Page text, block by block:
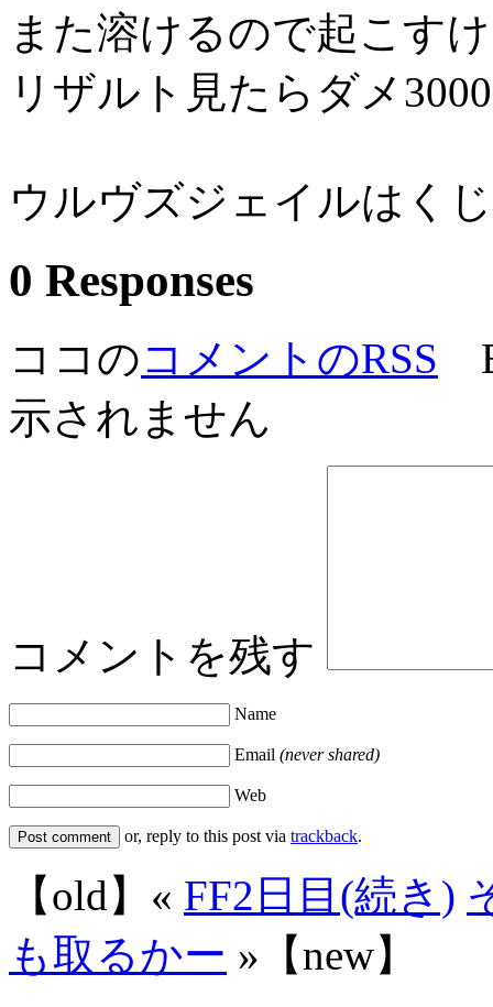
また溶けるので起こす
リザルト見たらダメ
ウルヴズジェイルはく
0 Responses
ココのコメントのRSS
示されません
コメントを残す
Name
Email (never shared)
Web
or, reply to this post via trackback.
【old】« FF2日目(続き)
も取るかー »【new】